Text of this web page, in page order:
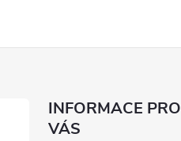
INFORMACE PRO
VÁS